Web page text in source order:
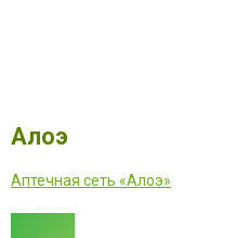
Алоэ
Аптечная сеть «Алоэ»